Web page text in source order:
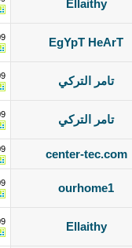
Ellaithy
EgYpT HeArT
تامر التركي
تامر التركي
center-tec.com
ourhome1
Ellaithy